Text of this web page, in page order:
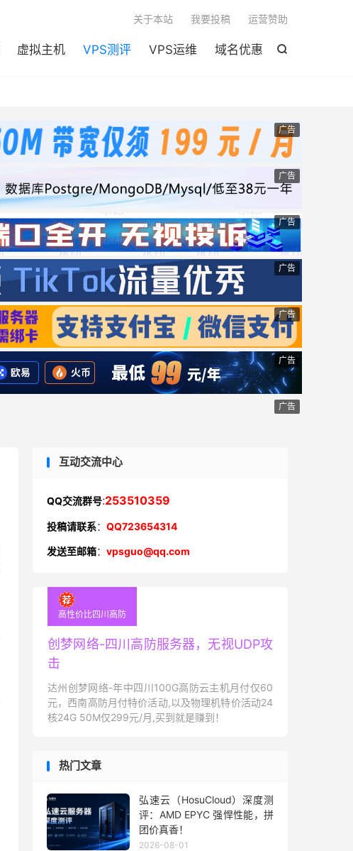

虚拟主机 VPS测评 VPS运维 域名优惠
关于本站 我要投稿 运营赞助
广告
广告
广告
广告
广告
广告
广告
互动交流中心
QQ交流群号:253510359
投稿请联系： QQ723654314
发送至邮箱： vpsguo@qq.com
高性价比四川高防
创梦网络-四川高防服务器，无视UDP攻
击
达州创梦网络-年中四川100G高防云主机月付仅60
元，西南高防月付特价活动,以及物理机特价活动24
核24G 50M仅299元/月,买到就是赚到！
热门文章
弘速云（HosuCloud）深度测
评：AMD EPYC 强悍性能，拼
团价真香！
2026-08-01